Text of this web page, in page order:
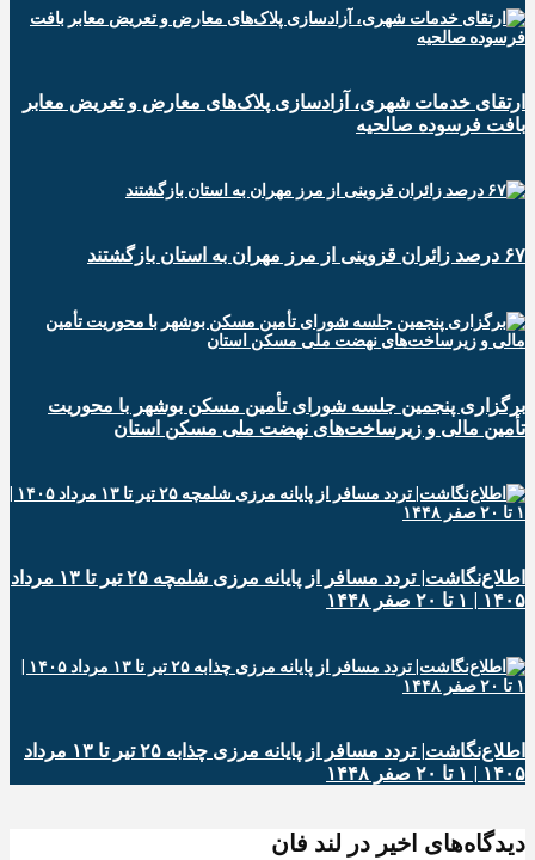
ارتقای خدمات شهری، آزادسازی پلاک‌های معارض و تعریض معابر
بافت فرسوده صالحیه
۶۷ درصد زائران قزوینی از مرز مهران به استان بازگشتند
برگزاری پنجمین جلسه شورای تأمین مسکن بوشهر با محوریت
تأمین مالی و زیرساخت‌های نهضت ملی مسکن استان
اطلاع‌نگاشت| تردد مسافر از پایانه‌ مرزی شلمچه ۲۵ تیر تا ۱۳ مرداد
۱۴۰۵ | ۱ تا ۲۰ صفر ۱۴۴۸
اطلاع‌نگاشت| تردد مسافر از پایانه‌ مرزی چذابه ۲۵ تیر تا ۱۳ مرداد
۱۴۰۵ | ۱ تا ۲۰ صفر ۱۴۴۸
دیدگاه‌های اخیر در لند فان